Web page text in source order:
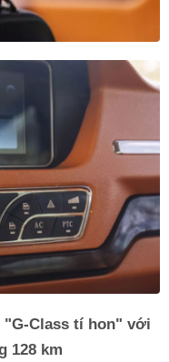
"G-Class tí hon" với
128 km